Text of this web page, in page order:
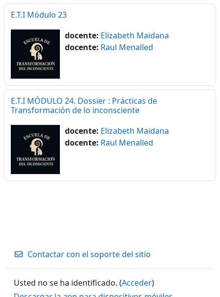
E.T.I Módulo 23
docente: Elizabeth Maidana
docente: Raul Menalled
E.T.I MÓDULO 24. Dossier : Prácticas de
Transformación de lo inconsciente
docente: Elizabeth Maidana
docente: Raul Menalled
Contactar con el soporte del sitio
Usted no se ha identificado. (Acceder)